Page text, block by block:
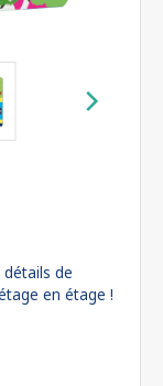
de
en étage !